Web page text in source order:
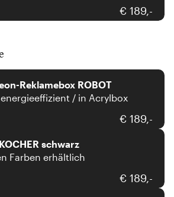
€ 189,-
Reklamebox ROBOT
/ in Acrylbox
€ 189,-
Smeg
schwarz
Farben erhältlich
€ 189,-
Message-in-the-bulb